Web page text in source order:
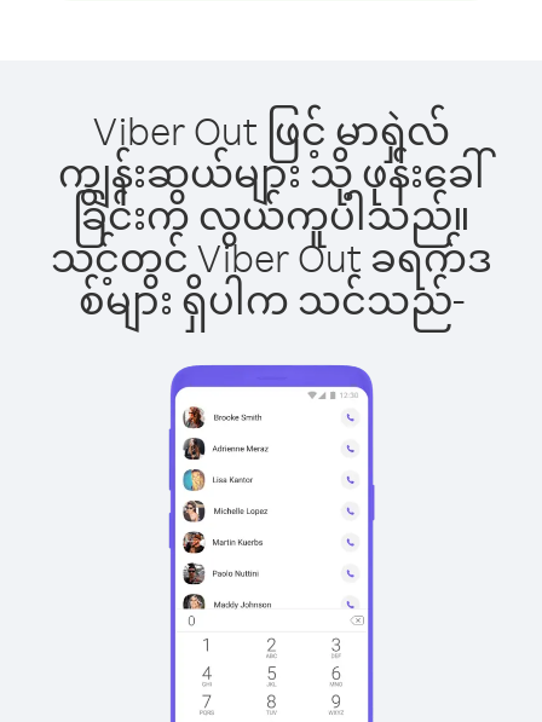
Viber Out ဖြင့် မာရှဲလ်
ကျွန်းဆွယ်များ သို့ ဖုန်းခေါ်
ခြင်းက လွယ်ကူပါသည်။
သင့်တွင် Viber Out ခရက်ဒ
စ်များ ရှိပါက သင်သည်-